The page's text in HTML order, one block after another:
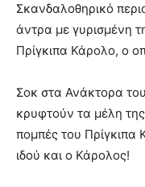
Σκανδαλοθηρικό
άντρα με γυρισμένη
Πρίγκιπα Κάρολο, ο
Σοκ στα Ανάκτορα
κρυφτούν τα μέλη της
πομπές του Πρίγκιπα
ιδού και ο Κάρολος!